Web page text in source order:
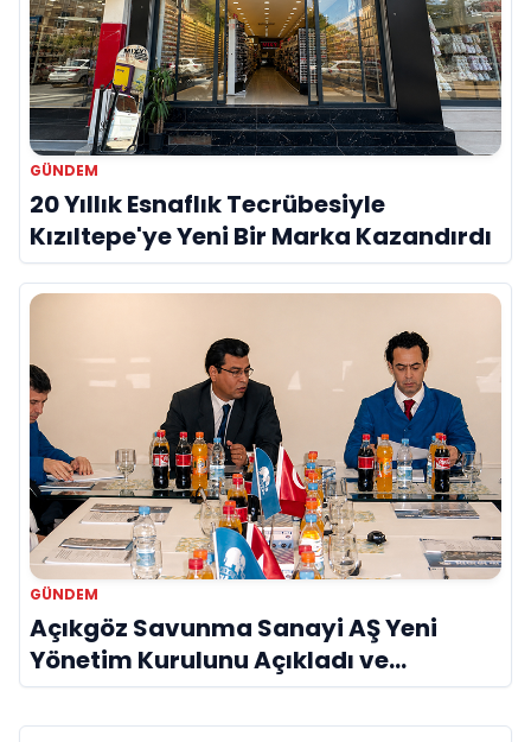
GÜNDEM
20 Yıllık Esnaflık Tecrübesiyle
Kızıltepe'ye Yeni Bir Marka Kazandırdı
GÜNDEM
Açıkgöz Savunma Sanayi AŞ Yeni
Yönetim Kurulunu Açıkladı ve
Savunma Sanayinde Küresel Vizyon
Vurgusu